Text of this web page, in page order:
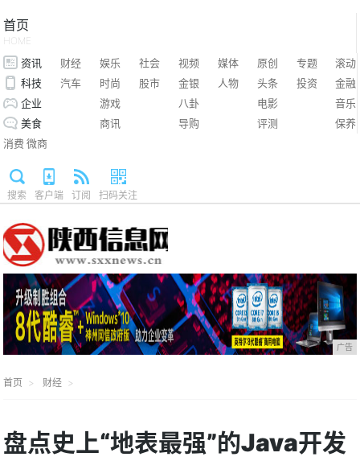
首页
HOME
资讯 财经 娱乐 社会 视频 媒体 原创 专题
滚动
科技
汽车 时尚 股市 金银 人物 头条 投资
金融
企业
游戏 八卦 电影
音乐
美食
商讯 导购 评测
保养
消费 微商
搜索 客户端 订阅 扫码关注
广告
首页 财经
盘点史上“地表最强”的Java开发